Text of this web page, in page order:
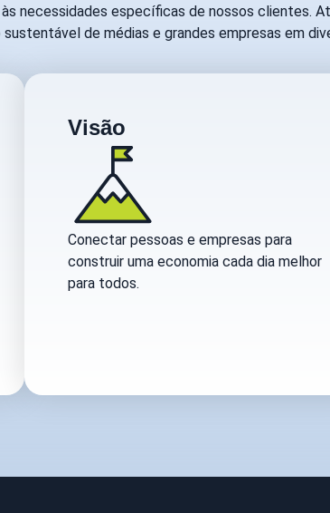
necessidades específicas de nossos clientes.
de médias e grandes empresas em
Visão
Conectar pessoas e empresas para
construir uma economia cada dia melhor
para todos.